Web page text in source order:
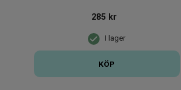
I lager
285 kr
KÖP